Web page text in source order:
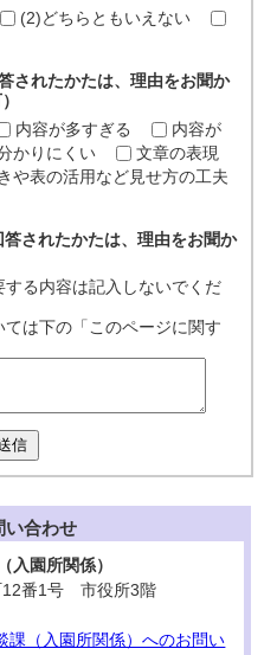
(2)どちらともいえない
されたかたは、理由をお聞か
内容が多すぎる
内容が
かりにくい
文章の表現
や表の活用など見せ方の工夫
されたかたは、理由をお聞か
る内容は記入しないでくだ
は下の「このページに関す
信
い合わせ
園所関係）
番1号 市役所3階
（入園所関係）へのお問い